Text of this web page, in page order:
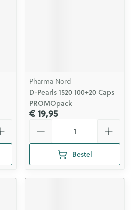
Pharma Nord
D-Pearls 1520 100+20 Caps
PROMOpack
€ 19,95
Bestel